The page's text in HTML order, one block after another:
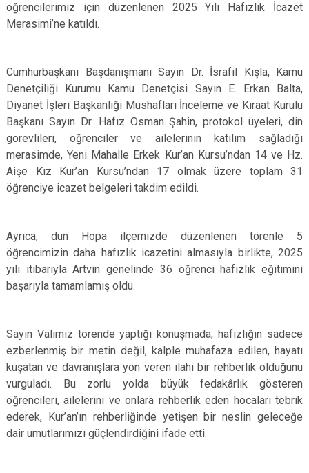
öğrencilerimiz için düzenlenen 2025 Yılı Hafızlık İcazet
Merasimi’ne katıldı.
Cumhurbaşkanı Başdanışmanı Sayın Dr. İsrafil Kışla, Kamu
Denetçiliği Kurumu Kamu Denetçisi Sayın E. Erkan Balta,
Diyanet İşleri Başkanlığı Mushafları İnceleme ve Kıraat Kurulu
Başkanı Sayın Dr. Hafız Osman Şahin, protokol üyeleri, din
görevlileri, öğrenciler ve ailelerinin katılım sağladığı
merasimde, Yeni Mahalle Erkek Kur’an Kursu’ndan 14 ve Hz.
Aişe Kız Kur’an Kursu’ndan 17 olmak üzere toplam 31
öğrenciye icazet belgeleri takdim edildi.
Ayrıca, dün Hopa ilçemizde düzenlenen törenle 5
öğrencimizin daha hafızlık icazetini almasıyla birlikte, 2025
yılı itibarıyla Artvin genelinde 36 öğrenci hafızlık eğitimini
başarıyla tamamlamış oldu.
Sayın Valimiz törende yaptığı konuşmada; hafızlığın sadece
ezberlenmiş bir metin değil, kalple muhafaza edilen, hayatı
kuşatan ve davranışlara yön veren ilahi bir rehberlik olduğunu
vurguladı. Bu zorlu yolda büyük fedakârlık gösteren
öğrencileri, ailelerini ve onlara rehberlik eden hocaları tebrik
ederek, Kur’an’ın rehberliğinde yetişen bir neslin geleceğe
dair umutlarımızı güçlendirdiğini ifade etti.